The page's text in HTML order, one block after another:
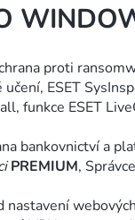
proti
ESET
funkce ESET
bankovnictví a
PREMIUM, Správce
nastavení webových